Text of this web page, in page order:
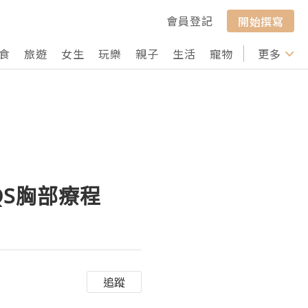
會員登記
開始撰寫
旅遊 女生 玩樂 親子 生活 寵物 行山 打卡
更多
胸部療程
追蹤